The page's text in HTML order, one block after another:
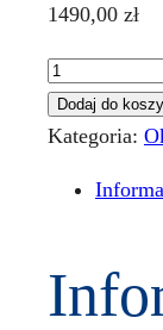
1490,00 zł
ilość
Garrett
Leight
BYRNE
Caramel
Dodaj do
Kategoria: